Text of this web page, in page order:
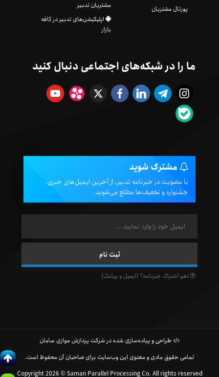
پورتال مشتریان
مشتریان تدبیر
اپلیکیشن‌های تدبیر در کافه
بازار
ما را در شبکه‌های اجتماعی دنبال کنید
مشترک شوید
با عضویت در خبرنامه تدبیر، از آخرین ایمیل‌های خبری،
جشنواره و تخفیف‌ها مطلع می‌شوید.
لغو اشتراک خبرنامه؟ (ایمیل و پیامک)
طراحی و پیاده‌سازی شده در شرکت پردازش موازی سامان
تمامی حقوق مادی و معنوی این وب‌سایت برای صاحبان آن محفوظ است.
Copyright 2026 © Saman Parallel Processing Co. All rights reserved